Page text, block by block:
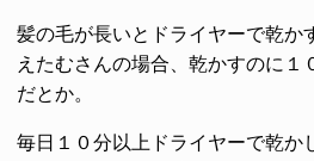
髪の毛が長いとドライヤーで乾か
えたむさんの場合、乾かすのに１
だとか。
毎日１０分以上ドライヤーで乾か